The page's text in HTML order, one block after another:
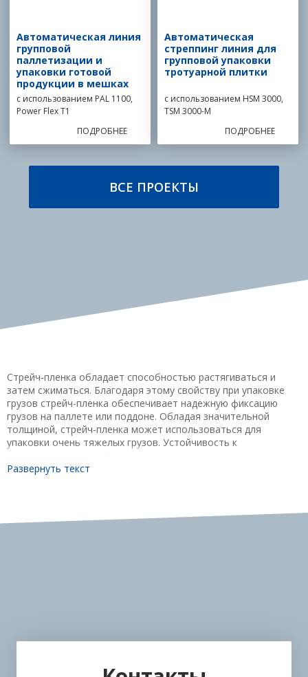
Автоматическая линия
групповой
паллетизации и
упаковки готовой
продукции в мешках
с использованием PAL 1100,
Power Flex T1
ПОДРОБНЕЕ
Автоматическая
стреппинг линия для
групповой упаковки
тротуарной плитки
с использованием HSM 3000,
TSM 3000-M
ПОДРОБНЕЕ
ВСЕ ПРОЕКТЫ
Стрейч-пленка обладает способностью растягиваться и
затем сжиматься. Благодаря этому свойству при упаковке
грузов стрейч-пленка обеспечивает надежную фиксацию
грузов на паллете или поддоне. Обладая значительной
толщиной, стрейч-пленка может использоваться для
упаковки очень тяжелых грузов. Устойчивость к
продавливания, а также высокая прочность по отношению к
Стрейч-пленка прозрачна, что облегчает складские работы и
грязи и пыли. Пленка стретч не требует больших усилий при
Развернуть текст